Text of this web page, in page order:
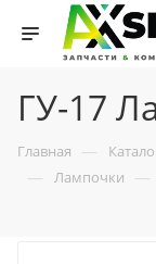
ГУ-17
Главная —
— Лампочки —